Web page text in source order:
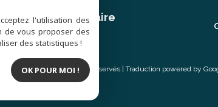
espace propriétaire
© 2026 | Tous droits réservés | Traduction powered by
l'utilisation des
de vous proposer des
des statistiques !
OK POUR MOI !